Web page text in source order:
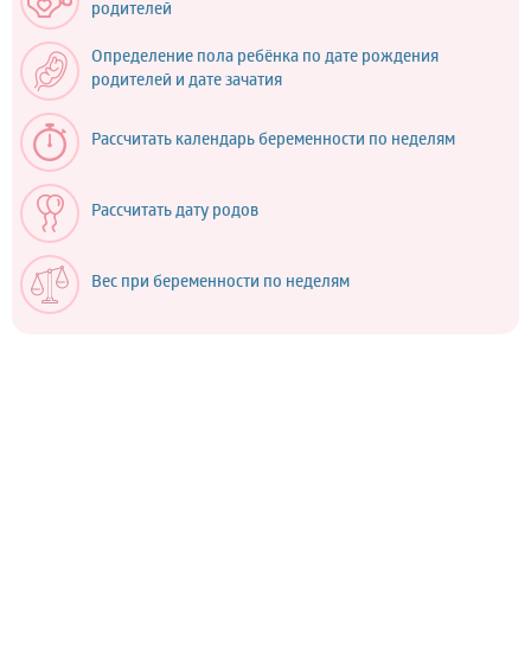
родителей
Определение пола ребёнка по дате рождения
родителей и дате зачатия
Рассчитать календарь беременности по неделям
Рассчитать дату родов
Вес при беременности по неделям